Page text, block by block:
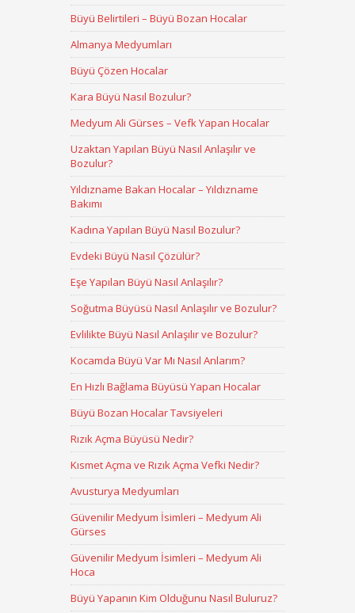
Büyü Belirtileri – Büyü Bozan Hocalar
Almanya Medyumları
Büyü Çözen Hocalar
Kara Büyü Nasıl Bozulur?
Medyum Ali Gürses – Vefk Yapan Hocalar
Uzaktan Yapılan Büyü Nasıl Anlaşılır ve
Bozulur?
Yıldızname Bakan Hocalar – Yıldızname
Bakımı
Kadına Yapılan Büyü Nasıl Bozulur?
Evdeki Büyü Nasıl Çözülür?
Eşe Yapılan Büyü Nasıl Anlaşılır?
Soğutma Büyüsü Nasıl Anlaşılır ve Bozulur?
Evlilikte Büyü Nasıl Anlaşılır ve Bozulur?
Kocamda Büyü Var Mı Nasıl Anlarım?
En Hızlı Bağlama Büyüsü Yapan Hocalar
Büyü Bozan Hocalar Tavsiyeleri
Rızık Açma Büyüsü Nedir?
Kısmet Açma ve Rızık Açma Vefki Nedir?
Avusturya Medyumları
Güvenilir Medyum İsimleri – Medyum Ali
Gürses
Güvenilir Medyum İsimleri – Medyum Ali
Hoca
Büyü Yapanın Kim Olduğunu Nasıl Buluruz?